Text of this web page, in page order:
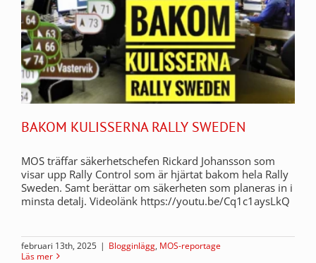
BAKOM KULISSERNA RALLY SWEDEN
MOS träffar säkerhetschefen Rickard Johansson som
visar upp Rally Control som är hjärtat bakom hela Rally
Sweden. Samt berättar om säkerheten som planeras in i
minsta detalj. Videolänk https://youtu.be/Cq1c1aysLkQ
februari 13th, 2025 | Blogginlägg, MOS-reportage
Läs mer